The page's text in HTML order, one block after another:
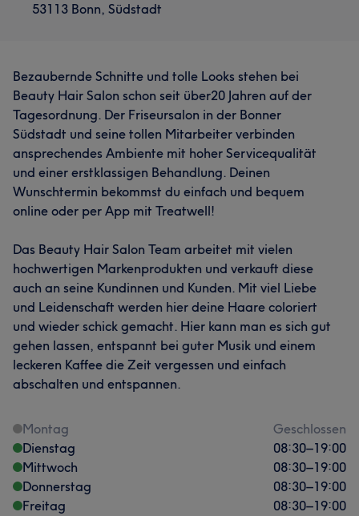
53113 Bonn, Südstadt
Bezaubernde Schnitte und tolle Looks stehen bei
Beauty Hair Salon schon seit über20 Jahren auf der
Tagesordnung. Der Friseursalon in der Bonner
Südstadt und seine tollen Mitarbeiter verbinden
ansprechendes Ambiente mit hoher Servicequalität
und einer erstklassigen Behandlung. Deinen
Wunschtermin bekommst du einfach und bequem
online oder per App mit Treatwell!
Das Beauty Hair Salon Team arbeitet mit vielen
hochwertigen Markenprodukten und verkauft diese
auch an seine Kundinnen und Kunden. Mit viel Liebe
und Leidenschaft werden hier deine Haare coloriert
und wieder schick gemacht. Hier kann man es sich gut
gehen lassen, entspannt bei guter Musik und einem
leckeren Kaffee die Zeit vergessen und einfach
abschalten und entspannen.
Montag
Geschlossen
Dienstag
08:30–19:00
Mittwoch
08:30–19:00
Donnerstag
08:30–19:00
Freitag
08:30–19:00